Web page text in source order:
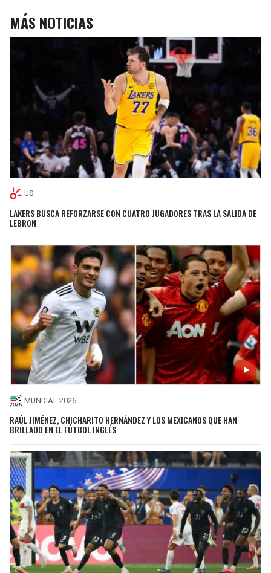
MÁS NOTICIAS
US
LAKERS BUSCA REFORZARSE CON CUATRO JUGADORES TRAS LA SALIDA DE
LEBRON
MUNDIAL 2026
RAÚL JIMÉNEZ, CHICHARITO HERNÁNDEZ Y LOS MEXICANOS QUE HAN
BRILLADO EN EL FÚTBOL INGLÉS